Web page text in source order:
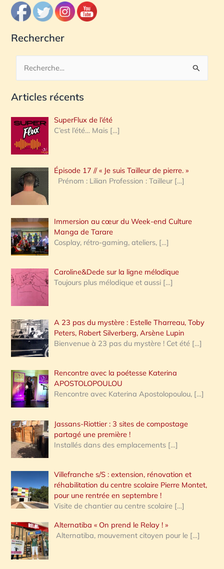
Rechercher
c
e
r
c
h
e
:
Articles récents
SuperFlux de l’été
C’est l’été… Mais […]
Épisode 17 // « Je suis Tailleur de pierre. »
Prénom : Lilian Profession : Tailleur […]
Immersion au cœur du Week-end Culture
Manga de Tarare
Cosplay, rétro-gaming, ateliers, […]
Caroline&Dede sur la ligne mélodique
Toujours plus mélodique et aussi […]
A 23 pas du mystère : Estelle Tharreau, Toby
Peters, Robert Silverberg, Arsène Lupin
Bienvenue à 23 pas du mystère ! Cet été […]
Rencontre avec la poétesse Katerina
APOSTOLOPOULOU
Rencontre avec Katerina Apostolopoulou, […]
Jassans-Riottier : 3 sites de compostage
partagé une première !
Installés dans des emplacements […]
Villefranche s/S : extension, rénovation et
réhabilitation du centre scolaire Pierre Montet,
pour une rentrée en septembre !
Visite de chantier au centre scolaire […]
Alternatiba « On prend le Relay ! »
Alternatiba, mouvement citoyen pour le […]